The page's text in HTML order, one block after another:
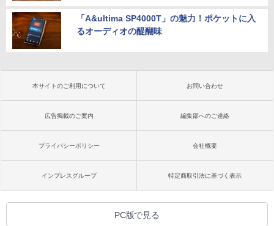
「A&ultima SP4000T」の魅力！ポケットに入
るオーディオの醍醐味
本サイトのご利用について お問い合わせ
広告掲載のご案内 編集部へのご連絡
プライバシーポリシー 会社概要
インプレスグループ 特定商取引法に基づく表示
PC版で見る